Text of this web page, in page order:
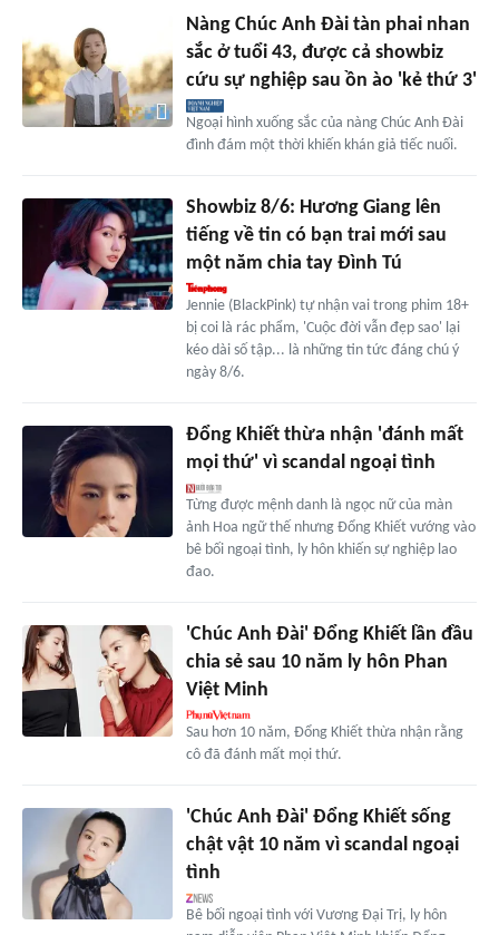
Nàng Chúc Anh Đài tàn phai nhan
sắc ở tuổi 43, được cả showbiz
cứu sự nghiệp sau ồn ào 'kẻ thứ 3'
Ngoại hình xuống sắc của nàng Chúc Anh Đài
đình đám một thời khiến khán giả tiếc nuối.
Showbiz 8/6: Hương Giang lên
tiếng về tin có bạn trai mới sau
một năm chia tay Đình Tú
Jennie (BlackPink) tự nhận vai trong phim 18+
bị coi là rác phẩm, 'Cuộc đời vẫn đẹp sao' lại
kéo dài số tập... là những tin tức đáng chú ý
ngày 8/6.
Đổng Khiết thừa nhận 'đánh mất
mọi thứ' vì scandal ngoại tình
Từng được mệnh danh là ngọc nữ của màn
ảnh Hoa ngữ thế nhưng Đổng Khiết vướng vào
bê bối ngoại tình, ly hôn khiến sự nghiệp lao
đao.
'Chúc Anh Đài' Đổng Khiết lần đầu
chia sẻ sau 10 năm ly hôn Phan
Việt Minh
Sau hơn 10 năm, Đổng Khiết thừa nhận rằng
cô đã đánh mất mọi thứ.
'Chúc Anh Đài' Đổng Khiết sống
chật vật 10 năm vì scandal ngoại
tình
Bê bối ngoại tình với Vương Đại Trị, ly hôn